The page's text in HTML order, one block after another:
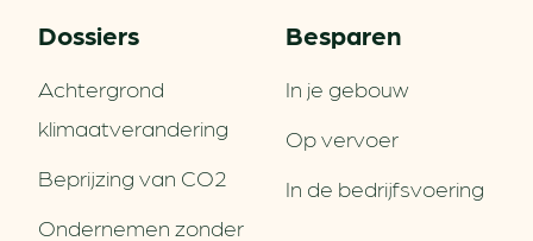
Dossiers
Achtergrond
klimaatverandering
Beprijzing van CO2
Ondernemen zonder
Besparen
In je gebouw
Op vervoer
In de bedrijfsvoering